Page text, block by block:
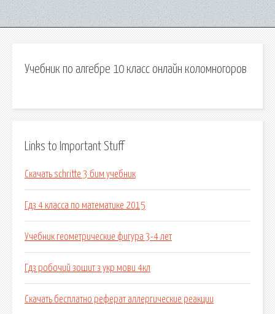
Учебник по алгебре 10 класс онлайн коломногоров
Links to Important Stuff
Скачать schritte 3 бим учебник
Гдз 4 класса по математике 2015
Учебник геометрические фигура 3-4 лет
Гдз робочий зошит з укр мови 4кл
Скачать бесплатно реферат аллергические реакции